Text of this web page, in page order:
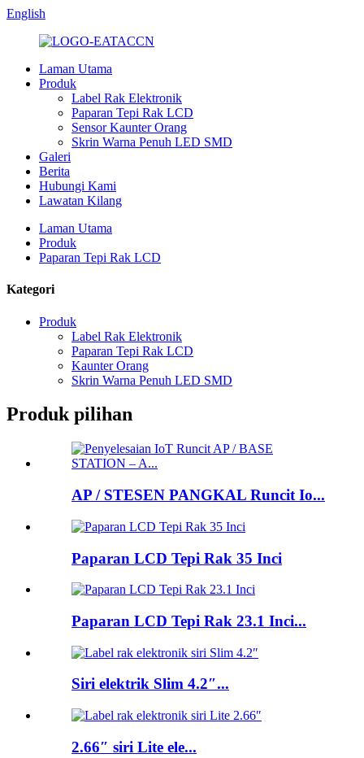
English
Laman Utama
Produk
Label Rak Elektronik
Paparan Tepi Rak LCD
Sensor Kaunter Orang
Skrin Warna Penuh LED SMD
Galeri
Berita
Hubungi Kami
Lawatan Kilang
Laman Utama
Produk
Paparan Tepi Rak LCD
Kategori
Produk
Label Rak Elektronik
Paparan Tepi Rak LCD
Kaunter Orang
Skrin Warna Penuh LED SMD
Produk pilihan
AP / STESEN PANGKAL Runcit Io...
Paparan LCD Tepi Rak 35 Inci
Paparan LCD Tepi Rak 23.1 Inci...
Siri elektrik Slim 4.2″...
2.66″ siri Lite ele...